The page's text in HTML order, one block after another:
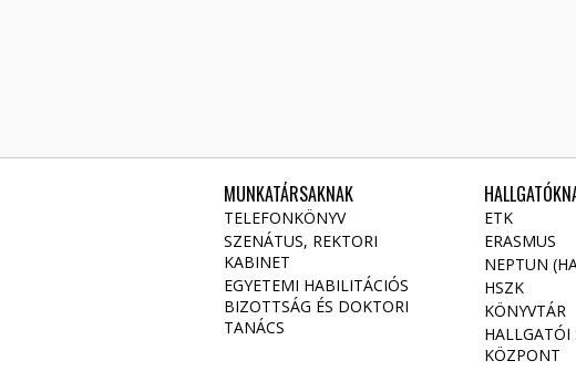
MUNKATÁRSAKNAK
TELEFONKÖNYV
SZENÁTUS, REKTORI
KABINET
EGYETEMI HABILITÁCIÓS
BIZOTTSÁG ÉS DOKTORI
TANÁCS
ETK
ERASMUS
NEPTUN
HSZK
KÖNYVTÁR
HALLGATÓI
KÖZPONT